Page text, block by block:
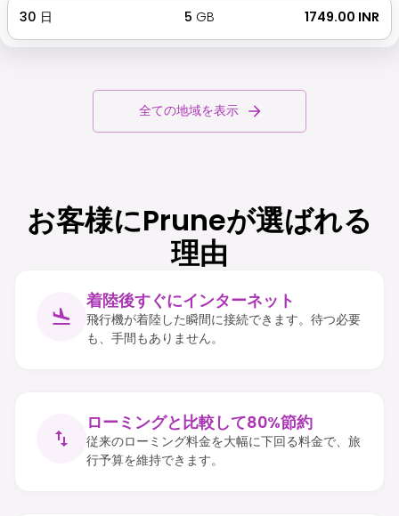
30 日 5 GB ₹ 1749.00 INR
全ての地域を表示
お客様にPruneが選ばれる
理由
着陸後すぐにインターネット
飛行機が着陸した瞬間に接続できます。待つ必要
も、手間もありません。
ローミングと比較して80%節約
従来のローミング料金を大幅に下回る料金で、旅
行予算を維持できます。